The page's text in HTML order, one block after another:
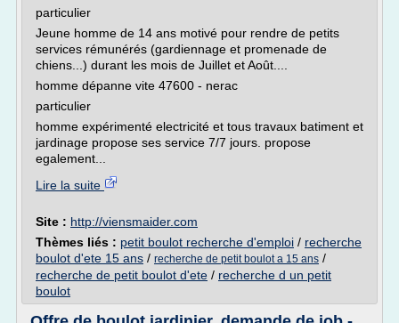
particulier
Jeune homme de 14 ans motivé pour rendre de petits
services rémunérés (gardiennage et promenade de
chiens...) durant les mois de Juillet et Août....
homme dépanne vite 47600 - nerac
particulier
homme expérimenté electricité et tous travaux batiment et
jardinage propose ses service 7/7 jours. propose
egalement...
Lire la suite
Site : http://viensmaider.com
Thèmes liés : petit boulot recherche d'emploi / recherche
boulot d'ete 15 ans / recherche de petit boulot a 15 ans /
recherche de petit boulot d'ete / recherche d un petit
boulot